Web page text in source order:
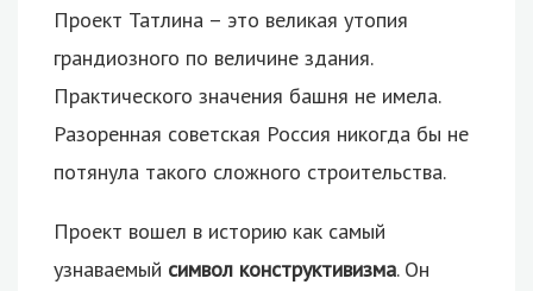
Проект Татлина – это великая утопия
грандиозного по величине здания.
Практического значения башня не имела.
Разоренная советская Россия никогда бы не
потянула такого сложного строительства.
Проект вошел в историю как самый
узнаваемый символ конструктивизма. Он